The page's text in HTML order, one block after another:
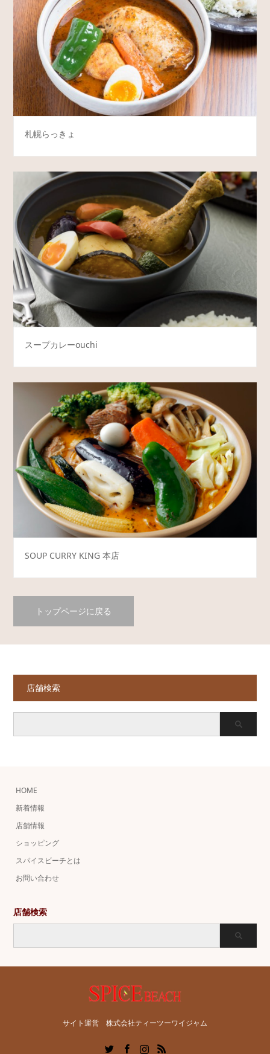
札幌らっきょ
スープカレーouchi
SOUP CURRY KING 本店
トップページに戻る
店舗検索
HOME
新着情報
店舗情報
ショッピング
スパイスビーチとは
お問い合わせ
店舗検索
サイト運営 株式会社ティーツーワイジャム
RSS